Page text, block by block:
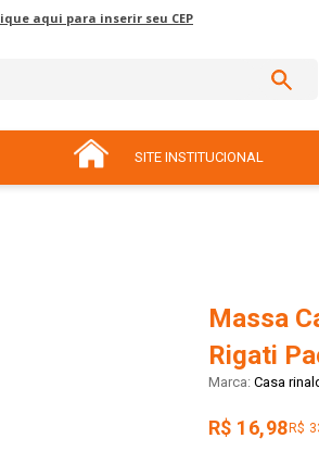
aqui para inserir seu CEP
SITE INSTITUCIONAL
Massa
Rigati
Casa
R$ 16,98R$